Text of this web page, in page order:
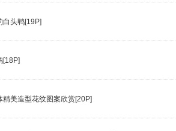
白头鹎[19P]
[18P]
精美造型花纹图案欣赏[20P]